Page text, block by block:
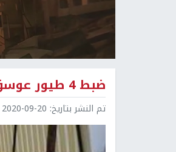
ضبط 4 طيور عوسق في بلدة فقوعة قرب جنين
تم النشر بتاريخ: 2020-09-20 19:53